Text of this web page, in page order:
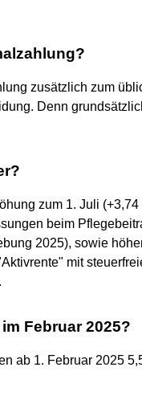
zusätzlich zum
Denn
zum 1. Juli
beim
2025), sowie
mit
Februar 2025?
ab 1. Februar 2025